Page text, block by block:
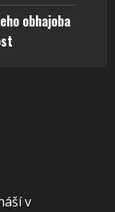
obhajoba
v